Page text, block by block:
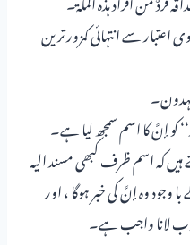
اعتبار سے انتہائی کمزور ترین
کو إنَّ کا اسم سمجھ لیا ہے۔
ہیں کہ اسم ظرف کبھی مسند الیہ
وجود وہ إنَّ کی خبر ہوگا ، اور
لانا واجب ہے۔